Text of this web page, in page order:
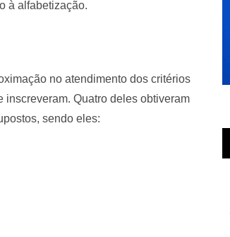
à alfabetização.
no atendimento dos critérios
Quatro deles obtiveram
sendo eles: